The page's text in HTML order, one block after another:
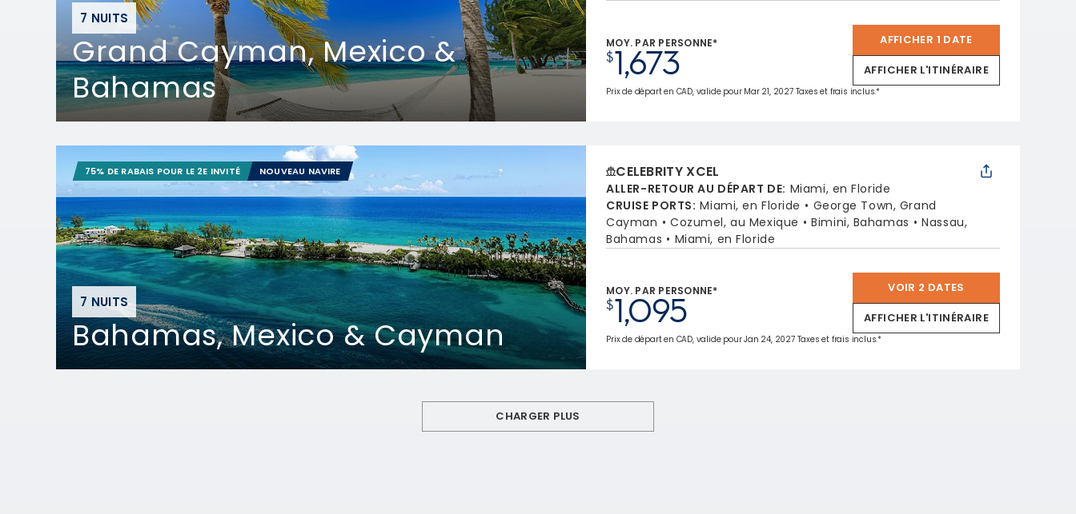
7 NUITS
Grand Cayman, Mexico &
Bahamas
MOY. PAR PERSONNE*
$1,673
AFFICHER 1 DATE
AFFICHER L'ITINÉRAIRE
Prix de départ en CAD, valide pour Mar 21, 2027 Taxes et frais inclus.*
7 NUITS
Bahamas, Mexico & Cayman
75% DE RABAIS POUR LE 2E INVITÉ NOUVEAU NAVIRE CELEBRITY XCEL
ALLER-RETOUR AU DÉPART DE: Miami, en Floride
CRUISE PORTS: Miami, en Floride
George Town, Grand
Cayman
Cozumel, au Mexique Bimini, Bahamas
Nassau,
Bahamas
Miami, en Floride
MOY. PAR PERSONNE*
$1,095
VOIR 2 DATES
AFFICHER L'ITINÉRAIRE
Prix de départ en CAD, valide pour Jan 24, 2027 Taxes et frais inclus.*
CHARGER PLUS